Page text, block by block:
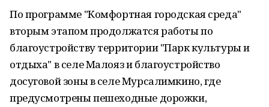
По программе "Комфортная городская среда"
вторым этапом продолжатся работы по
благоустройству территории "Парк культуры и
отдыха" в селе Малояз и благоустройство
досуговой зоны в селе Мурсалимкино, где
предусмотрены пешеходные дорожки,